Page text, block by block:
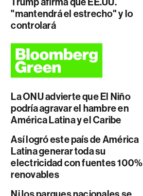
"mantendrá el estrecho" y lo
controlará
La ONU advierte que El Niño
podría agravar el hambre en
América Latina y el Caribe
Así logró este país de América
Latina generar toda su
electricidad con fuentes 100%
renovables